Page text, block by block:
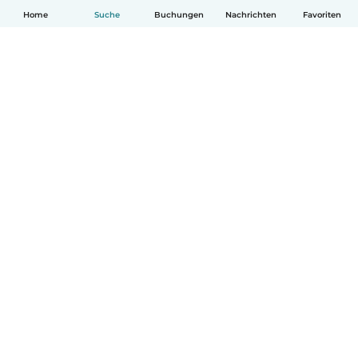
Home Suche Buchungen Nachrichten Favoriten